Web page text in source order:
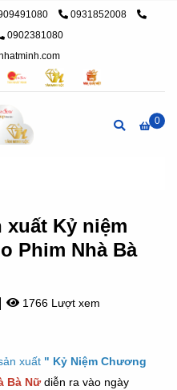
0931852008
0902381080
0
xuất Kỷ niệm
Phim Nhà Bà
1766 Lượt xem
xuất " Kỷ Niệm Chương
Bà Nữdiễn ra vào ngày